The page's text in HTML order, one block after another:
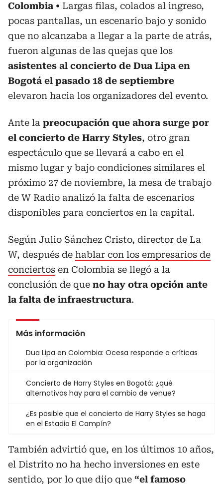
Colombia
Largas filas, colados al ingreso,
pocas pantallas, un escenario bajo y sonido
que no alcanzaba a llegar a la parte de atrás,
fueron algunas de las quejas que los
asistentes al concierto de Dua Lipa en
Bogotá el pasado 18 de septiembre
elevaron hacia los organizadores del evento.
Ante la preocupación que ahora surge por
el concierto de Harry Styles, otro gran
espectáculo que se llevará a cabo en el
mismo lugar y bajo condiciones similares el
próximo 27 de noviembre, la mesa de trabajo
de W Radio analizó la falta de escenarios
disponibles para conciertos en la capital.
Según Julio Sánchez Cristo, director de La
W, después de hablar con los empresarios de
conciertos en Colombia se llegó a la
conclusión de que no hay otra opción ante
la falta de infraestructura.
Más información
Dua Lipa en Colombia: Ocesa responde a críticas
por la organización
Concierto de Harry Styles en Bogotá: ¿qué
alternativas hay para el cambio de venue?
¿Es posible que el concierto de Harry Styles se haga
en el Estadio El Campín?
También advirtió que, en los últimos 10 años,
el Distrito no ha hecho inversiones en este
sentido, por lo que dijo que “el famoso